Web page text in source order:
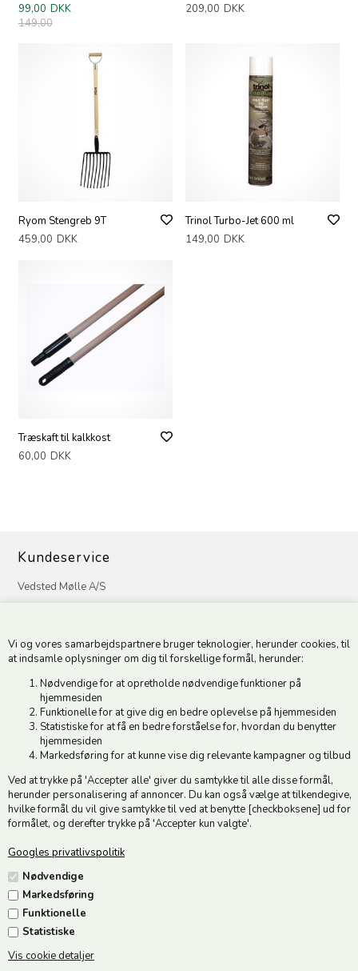
Vi og vores samarbejdspartnere bruger teknologier, herunder cookies, til
at indsamle oplysninger om dig til forskellige formål, herunder:
Nødvendige for at opretholde nødvendige funktioner på
hjemmesiden
Funktionelle for at give dig en bedre oplevelse på hjemmesiden
Statistiske for at få en bedre forståelse for, hvordan du benytter
hjemmesiden
Markedsføring for at kunne vise dig relevante kampagner og tilbud
Ved at trykke på 'Accepter alle' giver du samtykke til alle disse formål,
herunder personalisering af annoncer. Du kan også vælge at tilkendegive,
hvilke formål du vil give samtykke til ved at benytte [checkboksene] ud for
formålet, og derefter trykke på 'Accepter kun valgte'.
Googles privatlivspolitik
Nødvendige
Markedsføring
Funktionelle
Statistiske
Vis cookie detaljer
99,00 DKK
149,00
209,00 DKK
Ryom Stengreb 9T
459,00 DKK
Trinol Turbo-Jet 600 ml
149,00 DKK
Træskaft til kalkkost
60,00 DKK
Kundeservice
Vedsted Mølle A/S
CVR 49879415 Mailvedstedmoelle@post.tele.dk
Åbningstider: Man-Fre 9.00-17.00 | Middagslukket 12.00-12.30 |
Lørdag 9.00-12.00
Hold dig opdateret
Tilmeld dig vores nyhedsbrev og modtag gode tilbud :)
Jeg accepterer vilkårene
Følg os